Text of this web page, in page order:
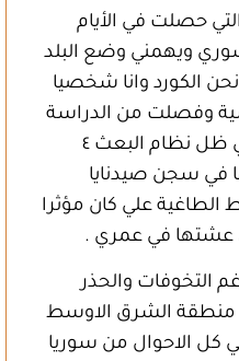
حصلت في الأيام
ويهمني وضع البلد
نحن الكورد وانا شخصيا
وفصلت من الدراسة
لاسباب سياسية وسجنت في ظل نظام البعث ٤
في سجن صيدنايا
علي كان مؤثرا
عشتها في عمري .
التخوفات والحذر
منطقة الشرق الاوسط
كل الاحوال من سوريا